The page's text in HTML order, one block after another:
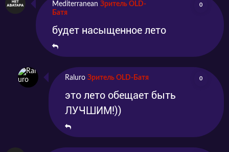
Mediterranean Зритель OLD-
Батя
0
будет насыщенное лето
Raluro Зритель OLD-Батя 0
это лето обещает быть
ЛУЧШИМ!))